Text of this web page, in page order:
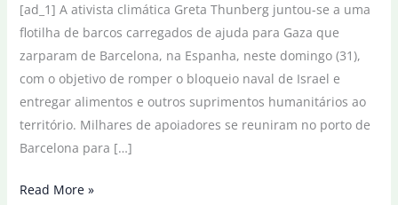
[ad_1] A ativista climática Greta Thunberg juntou-se a uma
flotilha de barcos carregados de ajuda para Gaza que
zarparam de Barcelona, na Espanha, neste domingo (31),
com o objetivo de romper o bloqueio naval de Israel e
entregar alimentos e outros suprimentos humanitários ao
território. Milhares de apoiadores se reuniram no porto de
Barcelona para […]
Greta
Read More »